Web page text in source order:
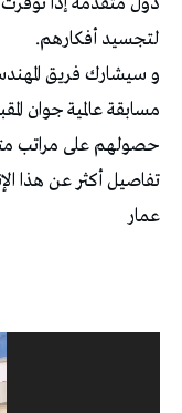
لتجسيد أفكارهم.
و سيشارك فريق
مسابقة عالمية جوان
حصولهم على مراتب
تفاصيل أكثر عن هذا
عمار